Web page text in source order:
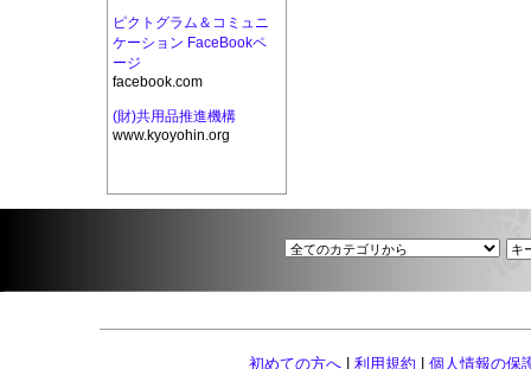
ピクトグラム＆コミュニ
ケーション FaceBookペ
ージ
facebook.com
(財)共用品推進機構
www.kyoyohin.org
初めての方へ 利用規約 個人情報の保